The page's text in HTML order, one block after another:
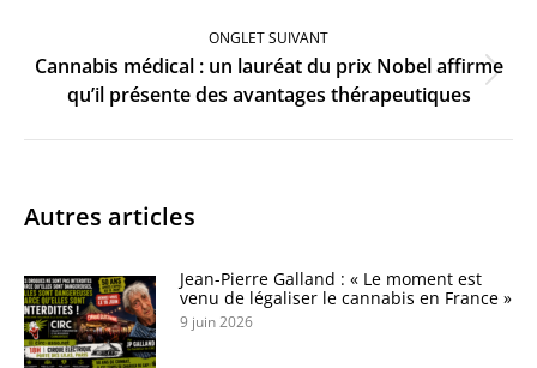
ONGLET SUIVANT
Onglet
suivant
Cannabis médical : un lauréat du prix Nobel affirme
qu’il présente des avantages thérapeutiques
Autres articles
Jean-Pierre Galland : « Le moment est
venu de légaliser le cannabis en France »
9 juin 2026